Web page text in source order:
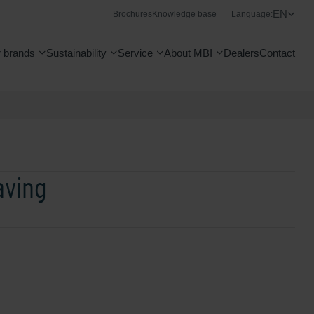
Brochures Knowledge base Language:EN
brands Sustainability Service About MBI DealersContact